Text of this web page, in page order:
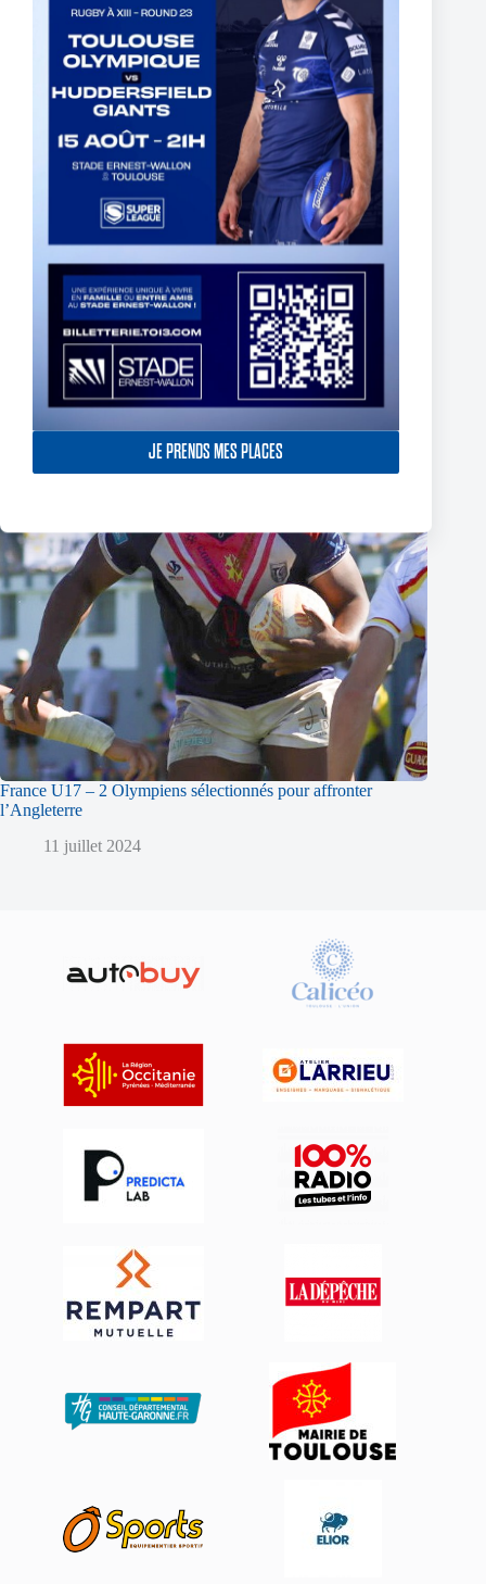
JE PRENDS MES PLACES
C’est la reprise des entraînements à l’Association du TO !
3 septembre 2024
France U17 – 2 Olympiens sélectionnés pour affronter
l’Angleterre
11 juillet 2024